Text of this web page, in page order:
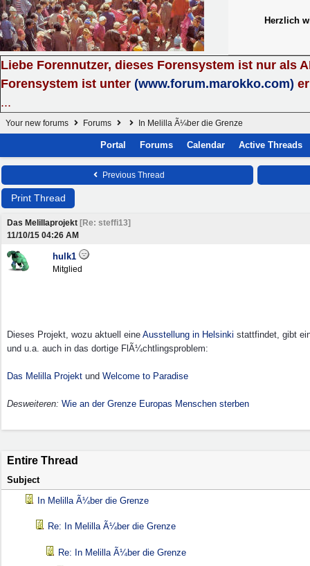
Herzlich
Liebe Forennutzer, dieses Forensystem ist nur als
Forensystem ist unter (www.forum.marokko.com)
...
Your new forums Forums In Melilla Ã¼ber die Grenze
Portal Forums Calendar Active Threads
Previous Thread
Print Thread
Das Melillaprojekt [Re: steffi13]
11/10/15 04:26 AM
hulk1
Mitglied
Dieses Projekt, wozu aktuell eine Ausstellung in Helsinki stattfindet, gibt
und u.a. auch in das dortige FlÃ¼chtlingsproblem:
Das Melilla Projekt und Welcome to Paradise
Desweiteren: Wie an der Grenze Europas Menschen sterben
Entire Thread
Subject
In Melilla Ã¼ber die Grenze
Re: In Melilla Ã¼ber die Grenze
Re: In Melilla Ã¼ber die Grenze